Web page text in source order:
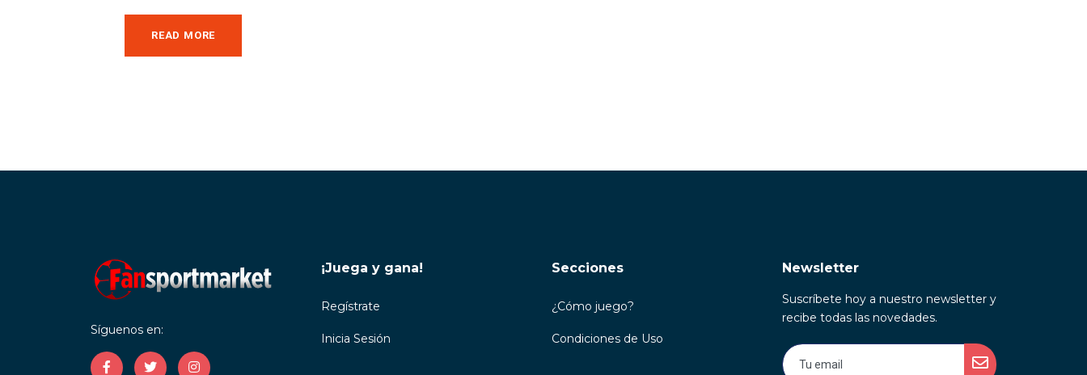
READ MORE
Síguenos en:
¡Juega y gana!
Regístrate
Inicia Sesión
Secciones
¿Cómo juego?
Condiciones de Uso
Newsletter
Suscríbete hoy a nuestro newsletter y
recibe todas las novedades.